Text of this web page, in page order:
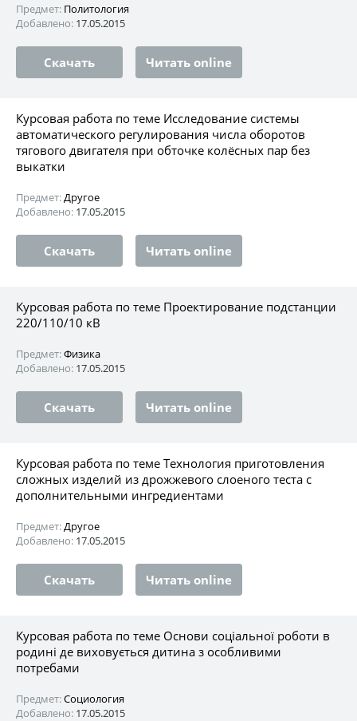
Предмет: Политология
Добавлено: 17.05.2015
Скачать Читать online
Курсовая работа по теме Исследование системы
автоматического регулирования числа оборотов
тягового двигателя при обточке колёсных пар без
выкатки
Предмет:Другое
Добавлено: 17.05.2015
Скачать Читать online
Курсовая работа по теме Проектирование подстанции
220/110/10 кВ
Предмет:Физика
Добавлено: 17.05.2015
Скачать Читать online
Курсовая работа по теме Технология приготовления
сложных изделий из дрожжевого слоеного теста с
дополнительными ингредиентами
Предмет:Другое
Добавлено: 17.05.2015
Скачать Читать online
Курсовая работа по теме Основи соціальної роботи в
родині де виховується дитина з особливими
потребами
Предмет:Социология
Добавлено: 17.05.2015